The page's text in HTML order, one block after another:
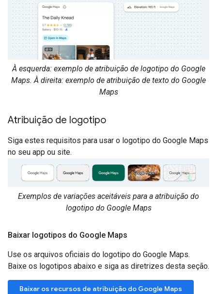
À esquerda: exemplo de atribuição de logotipo do Google
Maps. À direita: exemplo de atribuição de texto do Google
Maps
Atribuição de logotipo
Siga estes requisitos para usar o logotipo do Google Maps
no seu app ou site.
Exemplos de variações aceitáveis para a atribuição do
logotipo do Google Maps
Baixar logotipos do Google Maps
Use os arquivos oficiais do logotipo do Google Maps.
Baixe os logotipos abaixo e siga as diretrizes desta seção.
Baixar os recursos de atribuição do Google Maps